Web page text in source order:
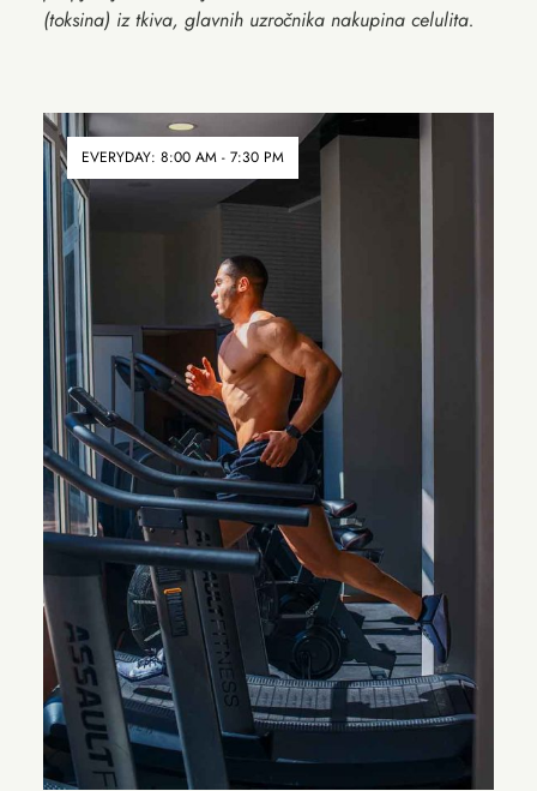
(toksina) iz tkiva, glavnih uzročnika nakupina celulita.
EVERYDAY: 8:00 AM - 7:30 PM